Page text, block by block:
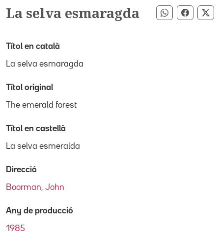
La selva esmaragda Compartir
Títol en català
La selva esmaragda
Títol original
The emerald forest
Títol en castellà
La selva esmeralda
Direcció
Boorman, John
Any de producció
1985